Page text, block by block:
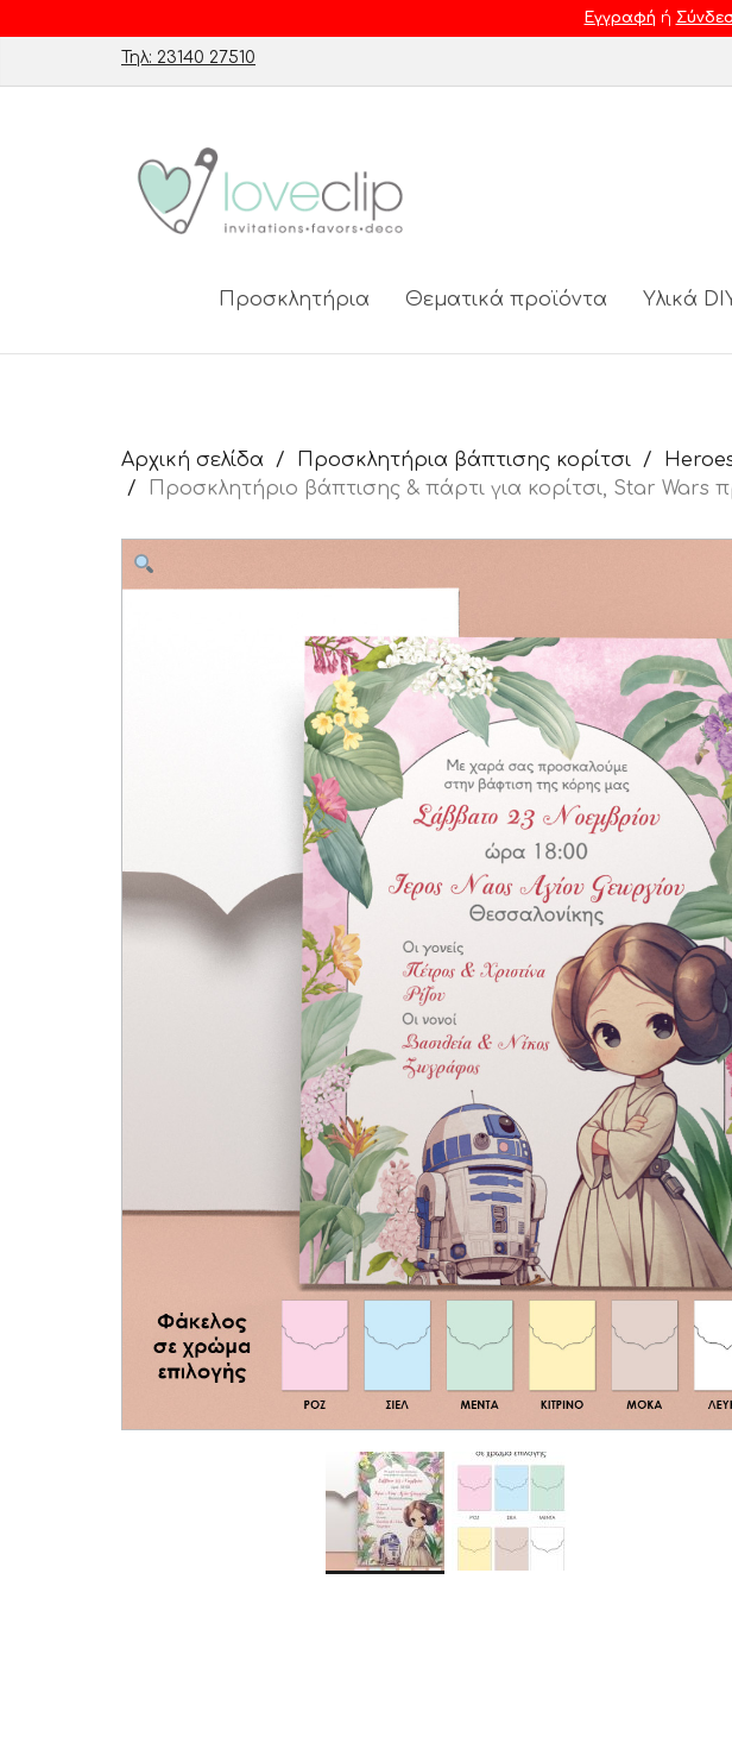
Εγγραφή ή
Τηλ: 23140 27510
Προσκλητήρια Θεματικά προϊόντα Υλικά
Αρχική σελίδα Προσκλητήρια βάπτισης κορίτσι
Προσκλητήριο βάπτισης & πάρτι για κορίτσι, Star Wars